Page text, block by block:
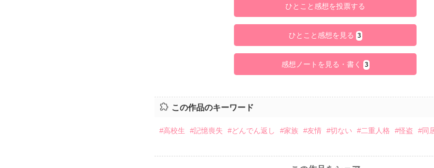
ひとこと感想を投票する
ひとこと感想を見る 3
感想ノートを見る・書く 3
この作品のキーワード
#高校生 #記憶喪失 #どんでん返し #家族 #友情 #切ない #二重人格 #怪盗 #同